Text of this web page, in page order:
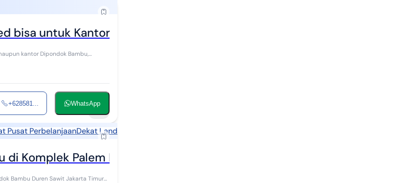
bisa untuk Kantor di Pondok Bambu Jakarta Timur
kantor Dipondok Bambu,
+628581... WhatsApp
Pusat PerbelanjaanDekat Landmark
di Komplek Palem Residence Pondok Bambu Duren Sawit Jakarta Timur
Bambu Duren Sawit Jakarta Timur